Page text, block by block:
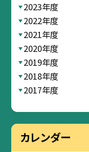
2023年度
2022年度
2021年度
2020年度
2019年度
2018年度
2017年度
カレンダー